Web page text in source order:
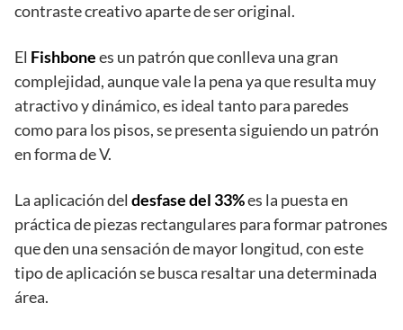
contraste creativo aparte de ser original.
El Fishbonees un patrón que conlleva una gran
complejidad, aunque vale la pena ya que resulta muy
atractivo y dinámico, es ideal tanto para paredes
como para los pisos, se presenta siguiendo un patrón
en forma de V.
La aplicación del desfase del 33%es la puesta en
práctica de piezas rectangulares para formar patrones
que den una sensación de mayor longitud, con este
tipo de aplicación se busca resaltar una determinada
área.